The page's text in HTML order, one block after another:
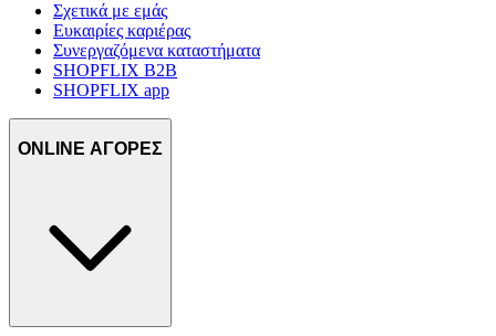
Σχετικά με εμάς
Ευκαιρίες καριέρας
Συνεργαζόμενα καταστήματα
SHOPFLIX B2B
SHOPFLIX app
ONLINE ΑΓΟΡΕΣ